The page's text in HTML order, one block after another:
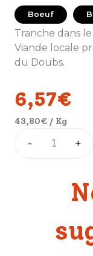
Boeuf
Tranche dans
Viande locale
du Doubs.
6,57€
43,80€ / Kg
- +